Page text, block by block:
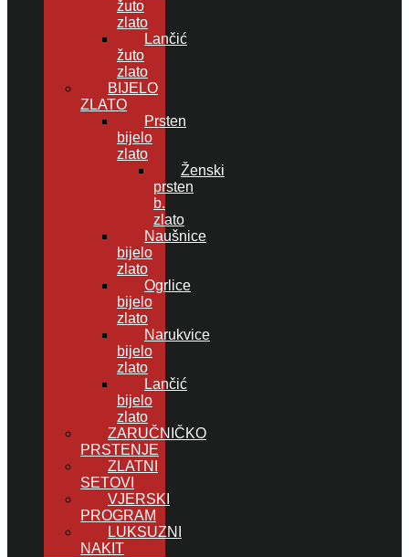
žuto
zlato
Lančić
žuto
zlato
BIJELO
ZLATO
Prsten
bijelo
zlato
Ženski
prsten
b.
zlato
Naušnice
bijelo
zlato
Ogrlice
bijelo
zlato
Narukvice
bijelo
zlato
Lančić
bijelo
zlato
ZARUČNIČKO
PRSTENJE
ZLATNI
SETOVI
VJERSKI
PROGRAM
LUKSUZNI
NAKIT